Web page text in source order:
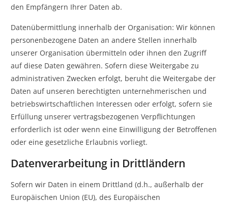
den Empfängern Ihrer Daten ab.
Datenübermittlung innerhalb der Organisation: Wir können
personenbezogene Daten an andere Stellen innerhalb
unserer Organisation übermitteln oder ihnen den Zugriff
auf diese Daten gewähren. Sofern diese Weitergabe zu
administrativen Zwecken erfolgt, beruht die Weitergabe der
Daten auf unseren berechtigten unternehmerischen und
betriebswirtschaftlichen Interessen oder erfolgt, sofern sie
Erfüllung unserer vertragsbezogenen Verpflichtungen
erforderlich ist oder wenn eine Einwilligung der Betroffenen
oder eine gesetzliche Erlaubnis vorliegt.
Datenverarbeitung in Drittländern
Sofern wir Daten in einem Drittland (d.h., außerhalb der
Europäischen Union (EU), des Europäischen